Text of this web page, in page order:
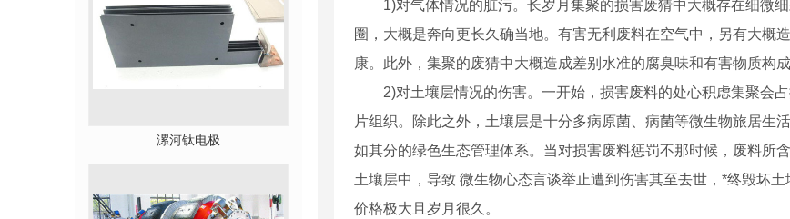
漯河钛电极
1)对气体情况的脏污。长岁月集聚的损害废猜中大概存在细微
圈，大概是奔向更长久确当地。有害无利废料在空气中，另有大概
康。此外，集聚的废猜中大概造成差别水准的腐臭味和有害物质构成
2)对土壤层情况的伤害。一开始，损害废料的处心积虑集聚会占
片组织。除此之外，土壤层是十分多病原菌、病菌等微生物旅居生
如其分的绿色生态管理体系。当对损害废料惩罚不那时候，废料所
土壤层中，导致 微生物心态言谈举止遭到伤害其至去世，*终毁坏
价格极大且岁月很久。